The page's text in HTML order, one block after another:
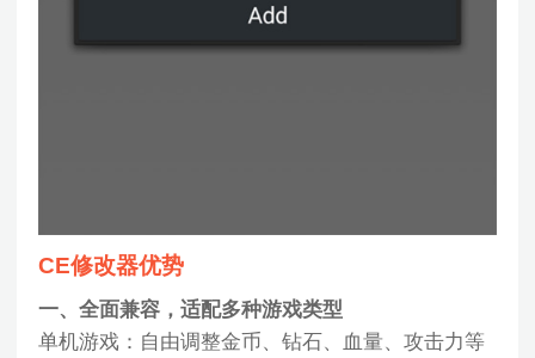
CE修改器优势
一、全面兼容，适配多种游戏类型
单机游戏：自由调整金币、钻石、血量、攻击力等